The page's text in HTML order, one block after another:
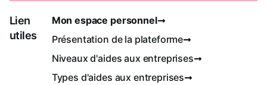
Lien
utiles
Mon espace personnel
Présentation de la plateforme
Niveaux d'aides aux entreprises
Types d'aides aux entreprises